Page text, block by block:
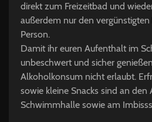
direkt zum Freizeitbad und
außerdem nur den
Person.
Damit ihr euren Aufenthalt im
unbeschwert und sicher
Alkoholkonsum nicht erlaubt.
sowie kleine Snacks sind an
Schwimmhalle sowie am